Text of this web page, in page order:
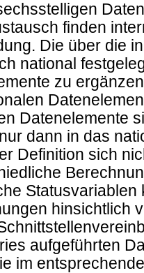
finden
Die über die
national
zu
Datenelemente
dann in das
Definition sich
Statusvariablen
hinsichtlich
aufgeführten
im